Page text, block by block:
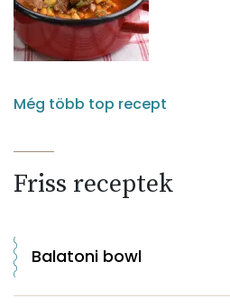
Még több top recept
Friss receptek
Balatoni bowl